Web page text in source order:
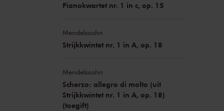
Pianokwartet nr. 1 in c, op. 15
Mendelssohn
Strijkkwintet nr. 1 in A, op. 18
Mendelssohn
Scherzo: allegro di molto (uit
Strijkkwintet nr. 1 in A, op. 18)
(toegift)